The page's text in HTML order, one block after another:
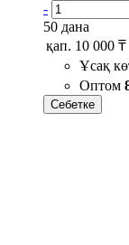
-
50 дана
қап. 10 000 ₸
Ұсақ
Оптом
Себетке